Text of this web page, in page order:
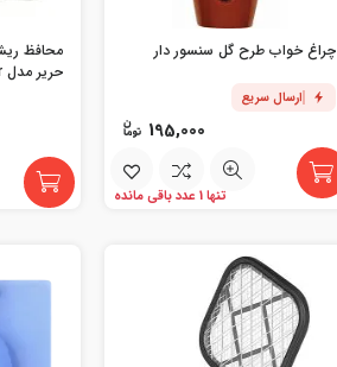
چراغ خواب طرح گل سنسور دار
ارسال سریع
195,000
تنها 1 عدد باقی مانده
حریر مدل Carpet Protector